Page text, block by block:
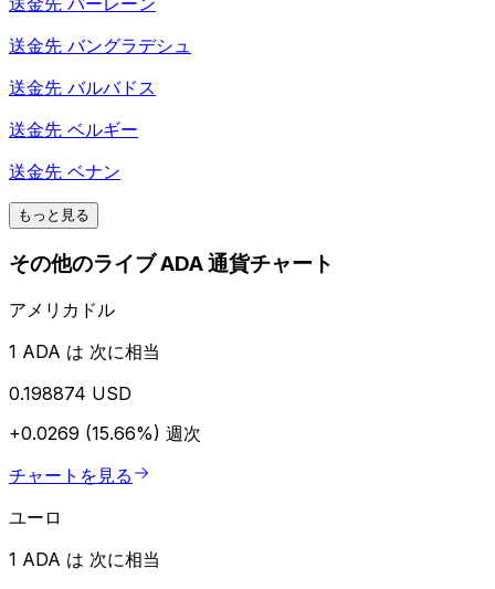
送金先 バングラデシュ
送金先 バルバドス
送金先 ベルギー
送金先 ベナン
もっと見る
その他のライブ ADA 通貨チャート
アメリカドル
1 ADA は 次に相当
0.198874 USD
+0.0269 (15.66%) 週次
チャートを見る
ユーロ
1 ADA は 次に相当